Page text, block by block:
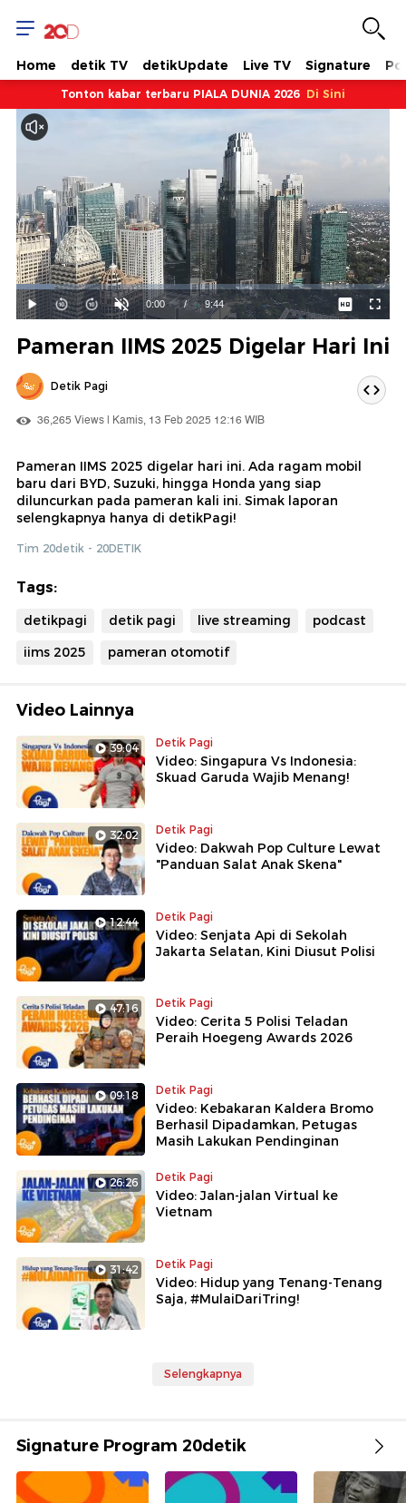
Home detik TV detikUpdate Live TV Signature
Tonton kabar terbaru PIALA DUNIA 2026 Di Sini
Mainkan
Suara
Hidup
Waktu
0:00 / Durasi
9:44
Dimuat:
10.27%
Pameran IIMS 2025 Digelar Hari Ini
Detik Pagi
36,265 Views | Kamis, 13 Feb 2025 12:16 WIB
Pameran IIMS 2025 digelar hari ini. Ada ragam mobil
baru dari BYD, Suzuki, hingga Honda yang siap
diluncurkan pada pameran kali ini. Simak laporan
selengkapnya hanya di detikPagi!
Tim 20detik - 20DETIK
Tags:
detikpagi detik pagi live streaming
podcast
iims 2025
pameran otomotif
Video Lainnya
39:04 Detik Pagi
Video: Singapura Vs Indonesia:
Skuad Garuda Wajib Menang!
32:02 Detik Pagi
Video: Dakwah Pop Culture Lewat
"Panduan Salat Anak Skena"
12:44 Detik Pagi
Video: Senjata Api di Sekolah
Jakarta Selatan, Kini Diusut Polisi
47:16 Detik Pagi
Video: Cerita 5 Polisi Teladan
Peraih Hoegeng Awards 2026
09:18 Detik Pagi
Video: Kebakaran Kaldera Bromo
Berhasil Dipadamkan, Petugas
Masih Lakukan Pendinginan
26:26 Detik Pagi
Video: Jalan-jalan Virtual ke
Vietnam
31:42 Detik Pagi
Video: Hidup yang Tenang-Tenang
Saja, #MulaiDariTring!
Selengkapnya
Signature Program 20detik